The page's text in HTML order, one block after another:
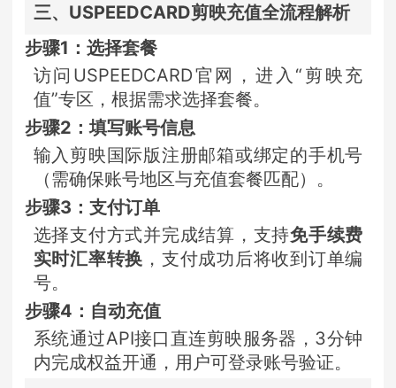
三、USPEEDCARD剪映充值全流程解析
步骤1：选择套餐
访问 USPEEDCARD官网 ，进入“剪映充
值”专区，根据需求选择套餐。
步骤2：填写账号信息
输入剪映国际版注册邮箱或绑定的手机号
（需确保账号地区与充值套餐匹配）。
步骤3：支付订单
选择支付方式并完成结算，支持免手续费
实时汇率转换 ，支付成功后将收到订单编
号。
步骤4：自动充值
系统通过API接口直连剪映服务器，3分钟
内完成权益开通，用户可登录账号验证。